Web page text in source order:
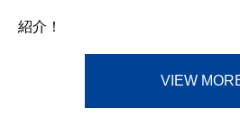
紹介！
VIEW